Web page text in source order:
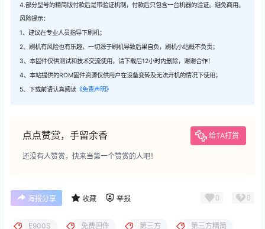
4.部分型号的精简版付款后是带验证机制，付款后只包含一台机器的验证。避免商用。
风险提示：
1、建议在专业人员指导下刷机；
2、刷机有风险也有乐趣，一切源于刷机导致后果自负，刷机小站概不负责；
3、本固件仅供测试和技术交流使用，请下载后12小时内删除，谢谢合作！
4、本站提供的ROM固件资源仅供用户在设备变砖及无法开机的情况下使用；
5、下载前请认真阅读 《免责声明》
点点赞赏，手留余香 给TA打赏
还没有人赞赏，快来当第一个赞赏的人吧！
海报分享 收藏 举报 0 0
E900S 免费固件 第三方 第三方精简